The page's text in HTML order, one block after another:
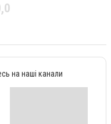
на наші канали